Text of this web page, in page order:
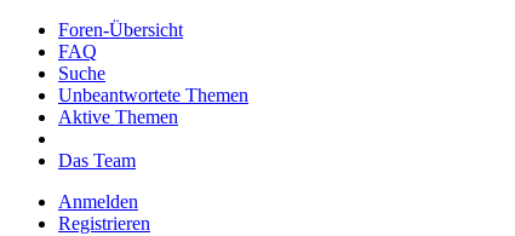
Foren-Übersicht
FAQ
Suche
Unbeantwortete Themen
Aktive Themen
Das Team
Anmelden
Registrieren